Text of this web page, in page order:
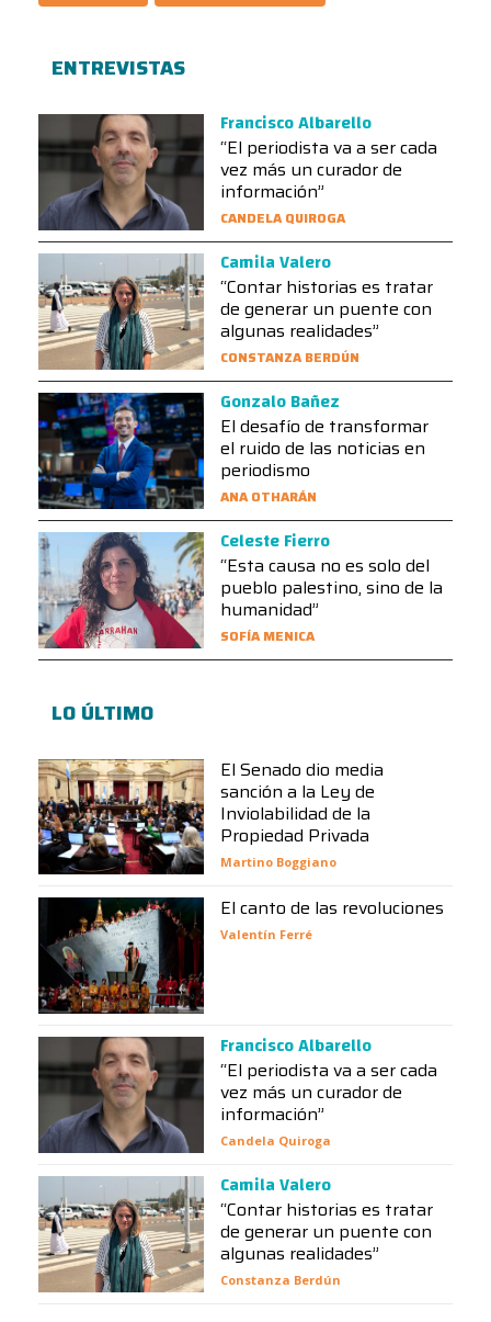
ENTREVISTAS
Francisco Albarello
“El periodista va a ser cada
vez más un curador de
información”
CANDELA QUIROGA
Camila Valero
“Contar historias es tratar
de generar un puente con
algunas realidades”
CONSTANZA BERDÚN
Gonzalo Bañez
El desafío de transformar
el ruido de las noticias en
periodismo
ANA OTHARÁN
Celeste Fierro
“Esta causa no es solo del
pueblo palestino, sino de la
humanidad”
SOFÍA MENICA
LO ÚLTIMO
El Senado dio media
sanción a la Ley de
Inviolabilidad de la
Propiedad Privada
Martino Boggiano
El canto de las revoluciones
Valentín Ferré
Francisco Albarello
“El periodista va a ser cada
vez más un curador de
información”
Candela Quiroga
Camila Valero
“Contar historias es tratar
de generar un puente con
algunas realidades”
Constanza Berdún